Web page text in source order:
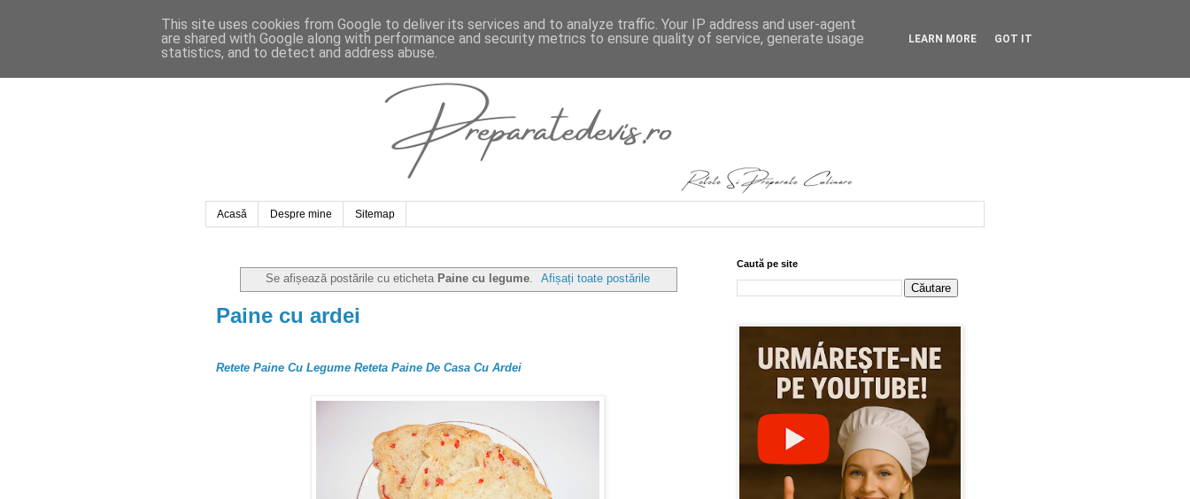
Acasă Despre mine Sitemap
Se afișează postările cu eticheta Paine cu legume. Afișați toate postările
Paine cu ardei
Retete Paine Cu Legume Reteta Paine De Casa Cu Ardei
Caută pe site
This site uses cookies from Google to deliver its services and to analyze traffic. Your IP address and user-agent
are shared with Google along with performance and security metrics to ensure quality of service, generate usage
statistics, and to detect and address abuse.
LEARN MORE GOT IT